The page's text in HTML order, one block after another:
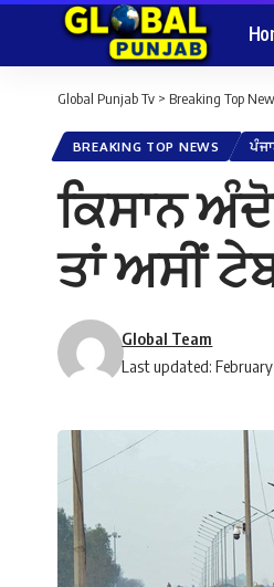
Global Punjab Tv > Breaking Top
BREAKING TOP NEWS
ਕਿਸਾਨ
ਤਾਂ ਅਸੀਂ
Last updated: February
Global Team